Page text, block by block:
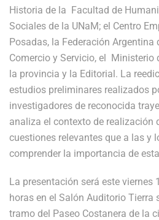
Historia de la Facultad de
Sociales de la UNaM; el Centro
Posadas, la Federación Argentina
Comercio y Servicio, el Ministerio
la provincia y la Editorial. La
estudios preliminares realizados
investigadores de reconocida
analiza el contexto de realización
cuestiones relevantes que a las y
comprender la importancia de
La presentación será este viernes
horas en el Salón Auditorio Tierra
tramo del Paseo Costanera de la